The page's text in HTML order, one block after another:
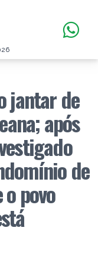
jantar de
após
de
povo